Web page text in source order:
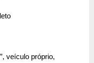
veículo próprio,